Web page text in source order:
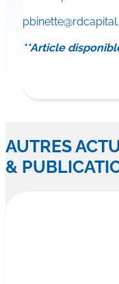
**Article
AUTRES
&